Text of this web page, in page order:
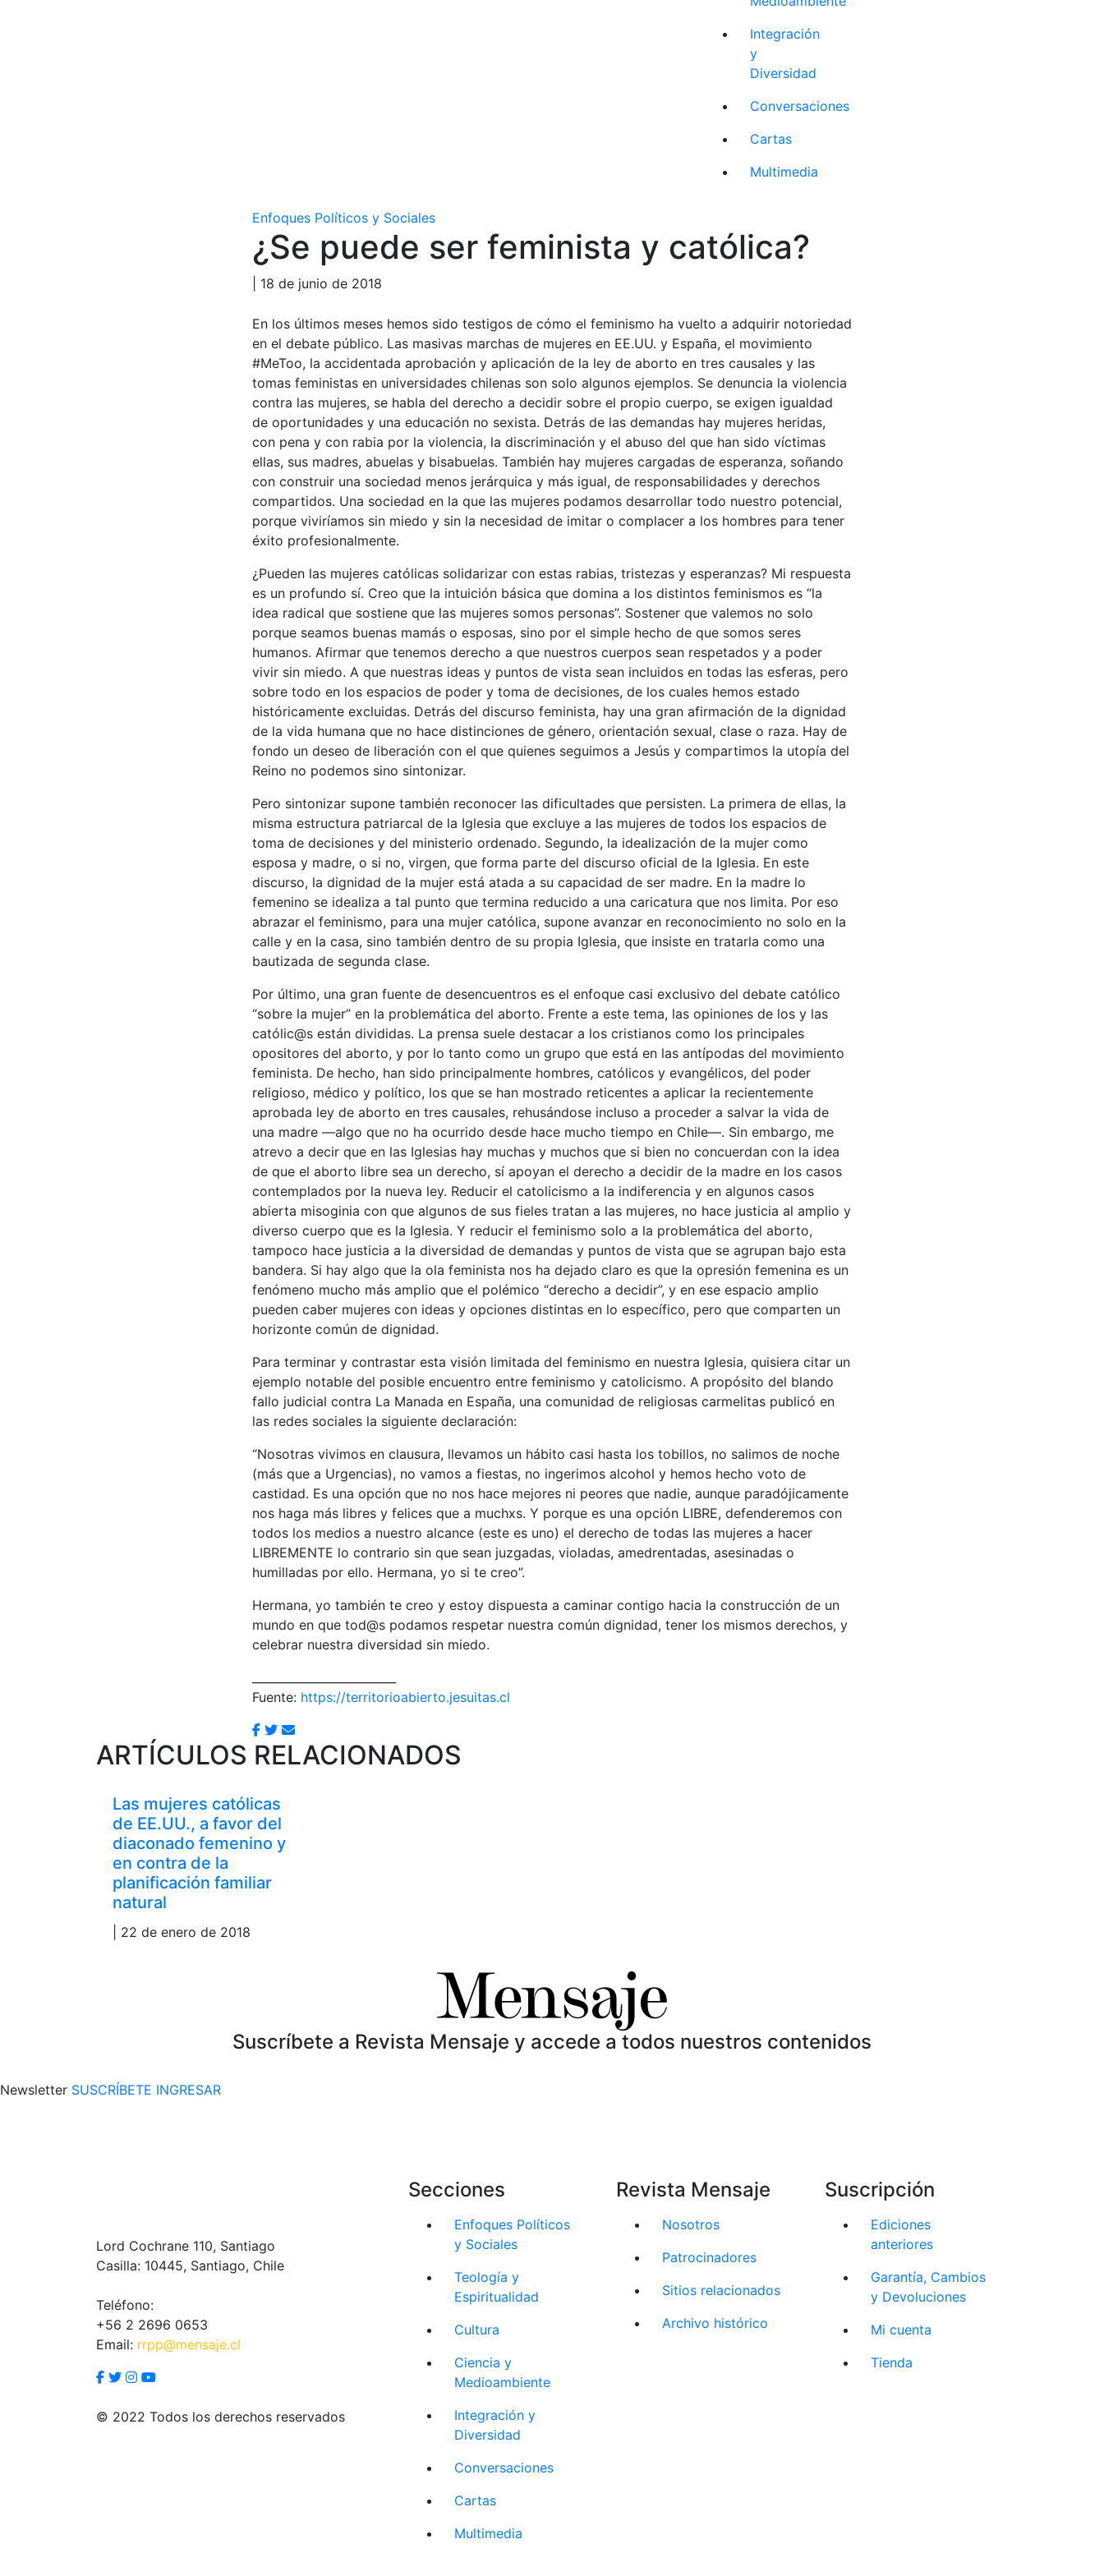
Integración
y
Diversidad
Conversaciones
Cartas
Multimedia
Enfoques Políticos y Sociales
¿Se puede ser feminista y católica?
| 18 de junio de 2018
En los últimos meses hemos sido testigos de cómo el feminismo ha vuelto a adquirir notoriedad
en el debate público. Las masivas marchas de mujeres en EE.UU. y España, el movimiento
#MeToo, la accidentada aprobación y aplicación de la ley de aborto en tres causales y las
tomas feministas en universidades chilenas son solo algunos ejemplos. Se denuncia la violencia
contra las mujeres, se habla del derecho a decidir sobre el propio cuerpo, se exigen igualdad
de oportunidades y una educación no sexista. Detrás de las demandas hay mujeres heridas,
con pena y con rabia por la violencia, la discriminación y el abuso del que han sido víctimas
ellas, sus madres, abuelas y bisabuelas. También hay mujeres cargadas de esperanza, soñando
con construir una sociedad menos jerárquica y más igual, de responsabilidades y derechos
compartidos. Una sociedad en la que las mujeres podamos desarrollar todo nuestro potencial,
porque viviríamos sin miedo y sin la necesidad de imitar o complacer a los hombres para tener
éxito profesionalmente.
¿Pueden las mujeres católicas solidarizar con estas rabias, tristezas y esperanzas? Mi respuesta
es un profundo sí. Creo que la intuición básica que domina a los distintos feminismos es “la
idea radical que sostiene que las mujeres somos personas”. Sostener que valemos no solo
porque seamos buenas mamás o esposas, sino por el simple hecho de que somos seres
humanos. Afirmar que tenemos derecho a que nuestros cuerpos sean respetados y a poder
vivir sin miedo. A que nuestras ideas y puntos de vista sean incluidos en todas las esferas, pero
sobre todo en los espacios de poder y toma de decisiones, de los cuales hemos estado
históricamente excluidas. Detrás del discurso feminista, hay una gran afirmación de la dignidad
de la vida humana que no hace distinciones de género, orientación sexual, clase o raza. Hay de
fondo un deseo de liberación con el que quienes seguimos a Jesús y compartimos la utopía del
Reino no podemos sino sintonizar.
Pero sintonizar supone también reconocer las dificultades que persisten. La primera de ellas, la
misma estructura patriarcal de la Iglesia que excluye a las mujeres de todos los espacios de
toma de decisiones y del ministerio ordenado. Segundo, la idealización de la mujer como
esposa y madre, o si no, virgen, que forma parte del discurso oficial de la Iglesia. En este
discurso, la dignidad de la mujer está atada a su capacidad de ser madre. En la madre lo
femenino se idealiza a tal punto que termina reducido a una caricatura que nos limita. Por eso
abrazar el feminismo, para una mujer católica, supone avanzar en reconocimiento no solo en la
calle y en la casa, sino también dentro de su propia Iglesia, que insiste en tratarla como una
bautizada de segunda clase.
Por último, una gran fuente de desencuentros es el enfoque casi exclusivo del debate católico
“sobre la mujer” en la problemática del aborto. Frente a este tema, las opiniones de los y las
católic@s están divididas. La prensa suele destacar a los cristianos como los principales
opositores del aborto, y por lo tanto como un grupo que está en las antípodas del movimiento
feminista. De hecho, han sido principalmente hombres, católicos y evangélicos, del poder
religioso, médico y político, los que se han mostrado reticentes a aplicar la recientemente
aprobada ley de aborto en tres causales, rehusándose incluso a proceder a salvar la vida de
una madre —algo que no ha ocurrido desde hace mucho tiempo en Chile—. Sin embargo, me
atrevo a decir que en las Iglesias hay muchas y muchos que si bien no concuerdan con la idea
de que el aborto libre sea un derecho, sí apoyan el derecho a decidir de la madre en los casos
contemplados por la nueva ley. Reducir el catolicismo a la indiferencia y en algunos casos
abierta misoginia con que algunos de sus fieles tratan a las mujeres, no hace justicia al amplio y
diverso cuerpo que es la Iglesia. Y reducir el feminismo solo a la problemática del aborto,
tampoco hace justicia a la diversidad de demandas y puntos de vista que se agrupan bajo esta
bandera. Si hay algo que la ola feminista nos ha dejado claro es que la opresión femenina es un
fenómeno mucho más amplio que el polémico “derecho a decidir”, y en ese espacio amplio
pueden caber mujeres con ideas y opciones distintas en lo específico, pero que comparten un
horizonte común de dignidad.
Para terminar y contrastar esta visión limitada del feminismo en nuestra Iglesia, quisiera citar un
ejemplo notable del posible encuentro entre feminismo y catolicismo. A propósito del blando
fallo judicial contra La Manada en España, una comunidad de religiosas carmelitas publicó en
las redes sociales la siguiente declaración:
“Nosotras vivimos en clausura, llevamos un hábito casi hasta los tobillos, no salimos de noche
(más que a Urgencias), no vamos a fiestas, no ingerimos alcohol y hemos hecho voto de
castidad. Es una opción que no nos hace mejores ni peores que nadie, aunque paradójicamente
nos haga más libres y felices que a muchxs. Y porque es una opción LIBRE, defenderemos con
todos los medios a nuestro alcance (este es uno) el derecho de todas las mujeres a hacer
LIBREMENTE lo contrario sin que sean juzgadas, violadas, amedrentadas, asesinadas o
humilladas por ello. Hermana, yo si te creo”.
Hermana, yo también te creo y estoy dispuesta a caminar contigo hacia la construcción de un
mundo en que tod@s podamos respetar nuestra común dignidad, tener los mismos derechos, y
celebrar nuestra diversidad sin miedo.
Fuente: https://territorioabierto.jesuitas.cl
ARTÍCULOS RELACIONADOS
Las mujeres católicas
de EE.UU., a favor del
diaconado femenino y
en contra de la
planificación familiar
natural
| 22 de enero de 2018
Suscríbete a Revista Mensaje y accede a todos nuestros contenidos
Newsletter SUSCRÍBETE INGRESAR
Lord Cochrane 110, Santiago
Casilla: 10445, Santiago, Chile
Teléfono:
+56 2 2696 0653
Email: rrpp@mensaje.cl
© 2022 Todos los derechos reservados
Secciones
Enfoques Políticos
y Sociales
Teología y
Espiritualidad
Cultura
Ciencia y
Medioambiente
Integración y
Diversidad
Conversaciones
Cartas
Multimedia
Revista Mensaje
Nosotros
Patrocinadores
Sitios relacionados
Archivo histórico
Suscripción
Ediciones
anteriores
Garantía, Cambios
y Devoluciones
Mi cuenta
Tienda